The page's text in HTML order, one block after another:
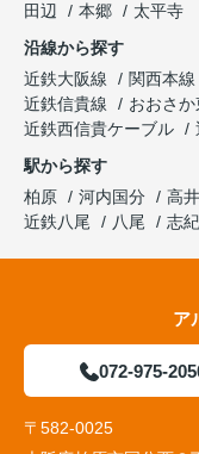
田辺
本郷
太平寺
沿線から探す
近鉄大阪線
関西本線
近鉄信貴線
おおさか
近鉄西信貴ケーブル
駅から探す
柏原
河内国分 高
近鉄八尾
八尾 志紀
ア
072-975-
〒582-0025